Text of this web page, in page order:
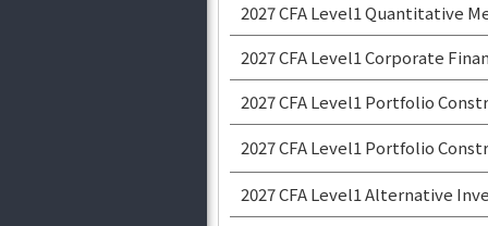
2027 CFA Level1 Quantitative
2027 CFA Level1 Corporate
2027 CFA Level1 Portfolio
2027 CFA Level1 Portfolio
2027 CFA Level1 Alternative